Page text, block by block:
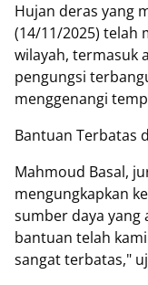
Hujan deras yang
(14/11/2025) telah
wilayah, termasuk
pengungsi
menggenangi
Bantuan Terbatas
Mahmoud Basal,
mengungkapkan
sumber daya yang
bantuan telah
sangat terbatas,"